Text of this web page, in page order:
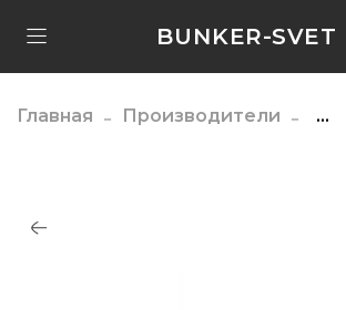
BUNKER-SVET
Главная Производители ...